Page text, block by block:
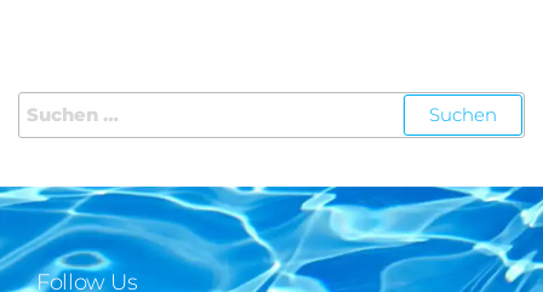
Follow Us